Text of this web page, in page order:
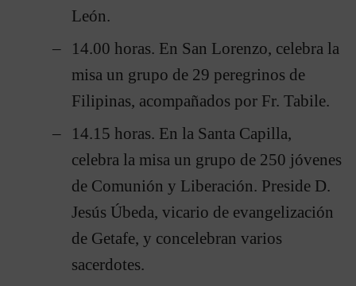
León.
14.00 horas. En San Lorenzo, celebra la
misa un grupo de 29 peregrinos de
Filipinas, acompañados por Fr. Tabile.
14.15 horas. En la Santa Capilla,
celebra la misa un grupo de 250 jóvenes
de Comunión y Liberación. Preside D.
Jesús Úbeda, vicario de evangelización
de Getafe, y concelebran varios
sacerdotes.